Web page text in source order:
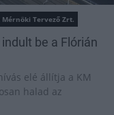
Mérnöki Tervező Zrt.
be a Flórián
elé állítja a KM
halad az